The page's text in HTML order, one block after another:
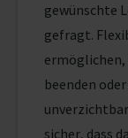
gewünschte
gefragt.
ermöglichen,
beenden
sicher, dass